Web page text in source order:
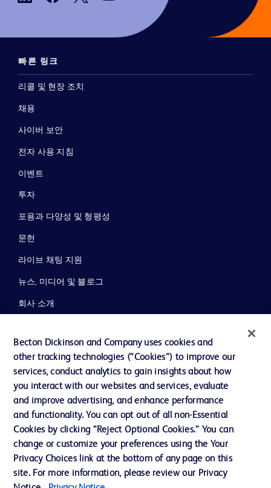
빠른 링크
리콜 및 현장 조치
채용
사이버 보안
전자 사용 지침
이벤트
투자
포용과 다양성 및 형평성
문헌
라이브 채팅 지원
뉴스, 미디어 및 블로그
회사 소개
지원
당사로 문의하기
쿠키 기본 설정
개인정보
이용 약관
개인정보처리방침
Becton Dickinson and Company uses cookies and
other tracking technologies (“Cookies”) to improve our
services, conduct analytics to gain insights about how
you interact with our websites and services, evaluate
and improve advertising, and enhance performance
and functionality. You can opt out of all non-Essential
Cookies by clicking “Reject Optional Cookies.” You can
change or customize your preferences using the Your
Privacy Choices link at the bottom of any page on this
site. For more information, please review our Privacy